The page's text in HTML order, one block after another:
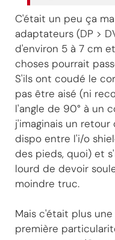
C'était un peu ça
adaptateurs (DP >
d'environ 5 à 7 cm
choses pourrait
S'ils ont coudé le
pas être aisé (ni
l'angle de 90° à un
j'imaginais un
dispo entre l'i/o
des pieds, quoi) et
lourd de devoir
moindre truc.
Mais c'était plus
première